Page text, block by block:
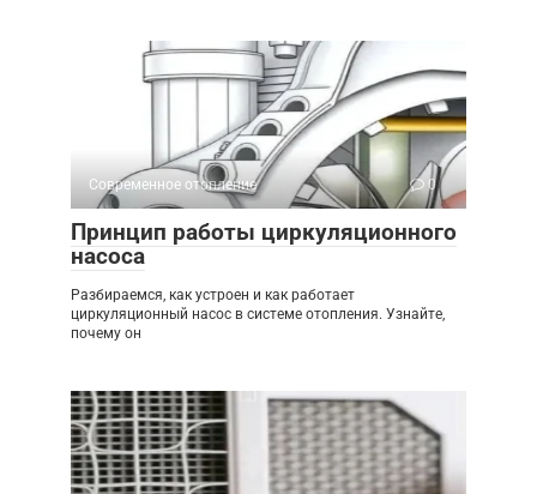
Современное отопление 0
Принцип работы циркуляционного
насоса
Разбираемся, как устроен и как работает
циркуляционный насос в системе отопления. Узнайте,
почему он